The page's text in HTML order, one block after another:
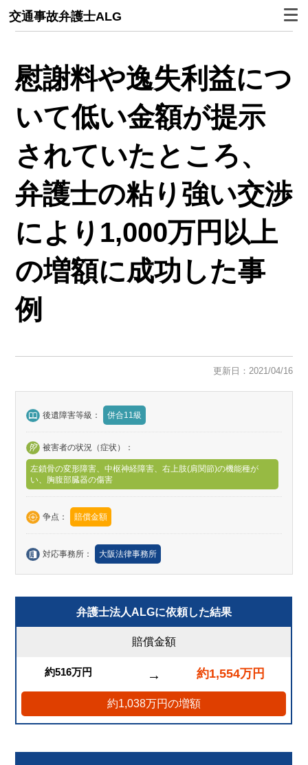
交通事故弁護士ALG
慰謝料や逸失利益につ
いて低い金額が提示
されていたところ、
弁護士の粘り強い交渉
により1,000万円以上
の増額に成功した事
例
更新日：2021/04/16
後遺障害等級： 併合11級
被害者の状況（症状）：
左鎖骨の変形障害、中枢神経障害、右上肢(肩関節)の機能種が
い、胸腹部臓器の傷害
争点： 賠償金額
対応事務所： 大阪法律事務所
弁護士法人ALGに依頼した結果
賠償金額
約516万円 → 約1,554万円
約1,038万円の増額